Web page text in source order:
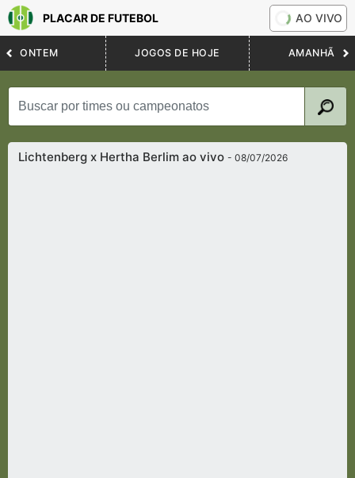
PLACAR DE FUTEBOL AO VIVO
ONTEM JOGOS DE HOJE AMANHÃ
Lichtenberg x Hertha Berlim ao vivo- 08/07/2026